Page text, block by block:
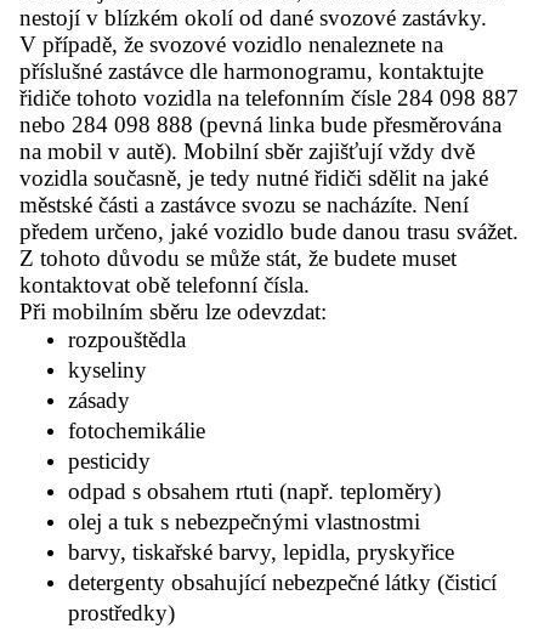
nestojí v blízkém okolí od dané svozové zastávky.
V případě, že svozové vozidlo nenaleznete na
příslušné zastávce dle harmonogramu, kontaktujte
řidiče tohoto vozidla na telefonním čísle 284 098 887
nebo 284 098 888 (pevná linka bude přesměrována
na mobil v autě). Mobilní sběr zajišťují vždy dvě
vozidla současně, je tedy nutné řidiči sdělit na jaké
městské části a zastávce svozu se nacházíte. Není
předem určeno, jaké vozidlo bude danou trasu svážet.
Z tohoto důvodu se může stát, že budete muset
kontaktovat obě telefonní čísla.
Při mobilním sběru lze odevzdat:
rozpouštědla
kyseliny
zásady
fotochemikálie
pesticidy
odpad s obsahem rtuti (např. teploměry)
olej a tuk s nebezpečnými vlastnostmi
barvy, tiskařské barvy, lepidla, pryskyřice
detergenty obsahující nebezpečné látky (čisticí
prostředky)